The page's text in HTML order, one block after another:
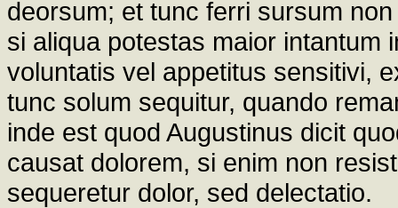
deorsum; et tunc ferri sursum
si aliqua potestas maior intantum
voluntatis vel appetitus sensitivi,
tunc solum sequitur, quando
inde est quod Augustinus dicit
causat dolorem, si enim non
sequeretur dolor, sed delectatio.